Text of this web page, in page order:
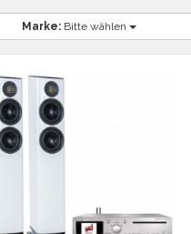
Marke: Bitte wählen